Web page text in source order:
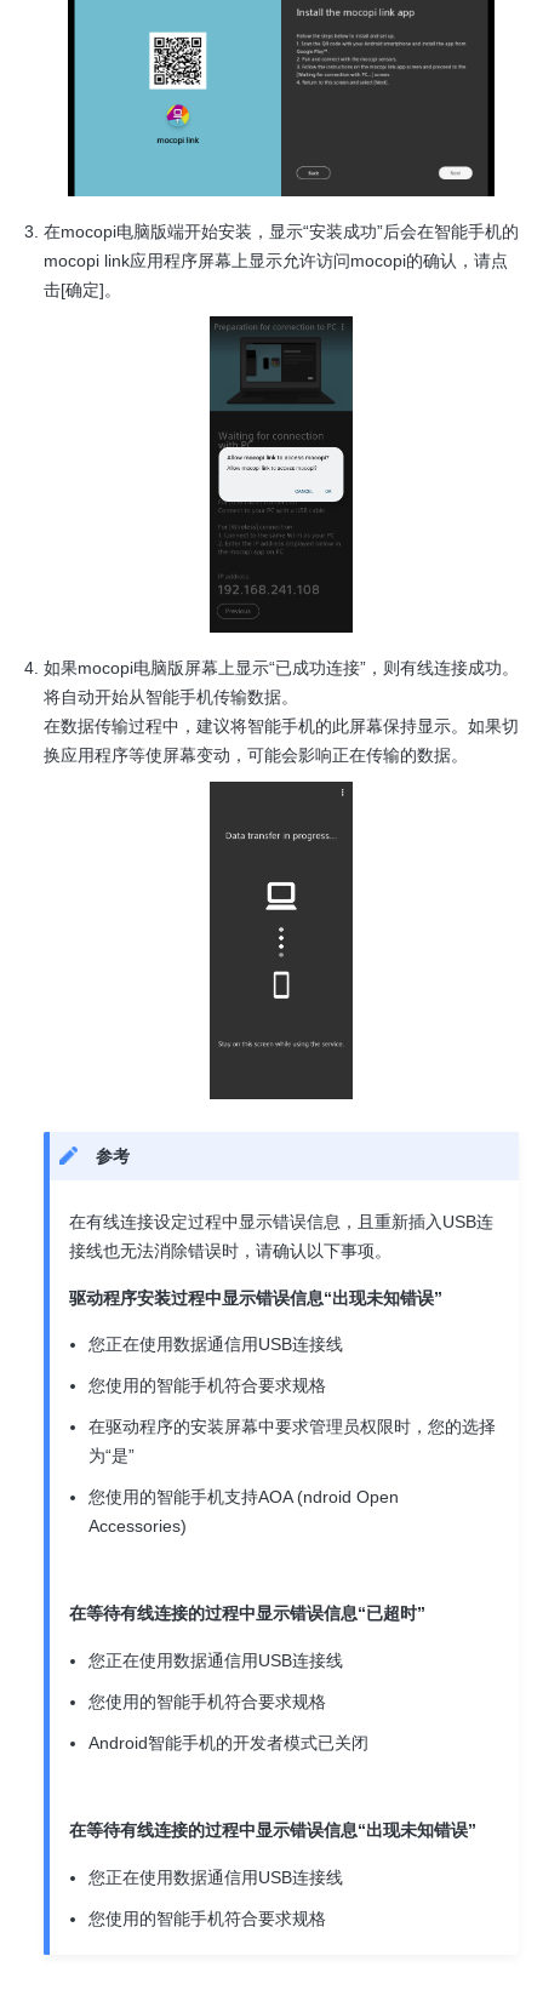
在mocopi电脑版端开始安装，显示“安装成功”后会在智能手机的
mocopi link应用程序屏幕上显示允许访问mocopi的确认，请点
击[确定]。
如果mocopi电脑版屏幕上显示“已成功连接”，则有线连接成功。
将自动开始从智能手机传输数据。
在数据传输过程中，建议将智能手机的此屏幕保持显示。如果切
换应用程序等使屏幕变动，可能会影响正在传输的数据。
参考
在有线连接设定过程中显示错误信息，且重新插入USB连
接线也无法消除错误时，请确认以下事项。
驱动程序安装过程中显示错误信息“出现未知错误”
您正在使用数据通信用USB连接线
您使用的智能手机符合要求规格
在驱动程序的安装屏幕中要求管理员权限时，您的选择
为“是”
您使用的智能手机支持AOA (ndroid Open
Accessories)
在等待有线连接的过程中显示错误信息“已超时”
您正在使用数据通信用USB连接线
您使用的智能手机符合要求规格
Android智能手机的开发者模式已关闭
在等待有线连接的过程中显示错误信息“出现未知错误”
您正在使用数据通信用USB连接线
您使用的智能手机符合要求规格